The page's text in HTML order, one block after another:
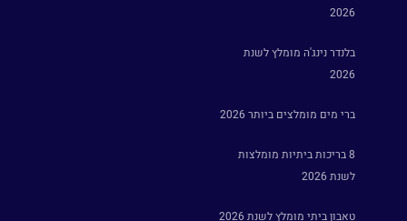
2026
בלנדר נינג'ה מומלץ לשנת
2026
ברי מים מומלצים ביותר 2026
8 בריכות ביתיות מומלצות
לשנת 2026
טאבון ביתי מומלץ לשנת 2026